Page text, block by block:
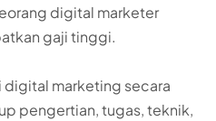
digital marketer
gaji tinggi.
digital marketing secara
pengertian, tugas, teknik,